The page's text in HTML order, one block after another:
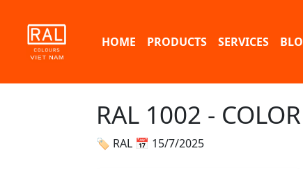
HOME PRODUCTS SERVICES
RAL 1002 -
🏷 RAL 📅 15/7/2025